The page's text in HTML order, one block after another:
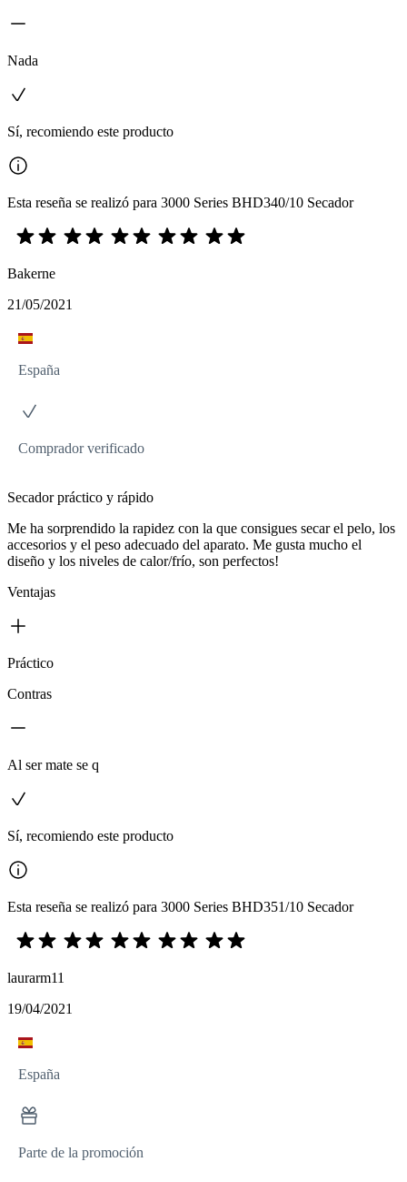
Nada
Sí, recomiendo este producto
Esta reseña se realizó para 3000 Series BHD340/10 Secador
Bakerne
21/05/2021
España
Comprador verificado
Secador práctico y rápido
Me ha sorprendido la rapidez con la que consigues secar el pelo, los
accesorios y el peso adecuado del aparato. Me gusta mucho el
diseño y los niveles de calor/frío, son perfectos!
Ventajas
Práctico
Contras
Al ser mate se q
Sí, recomiendo este producto
Esta reseña se realizó para 3000 Series BHD351/10 Secador
laurarm11
19/04/2021
España
Parte de la promoción